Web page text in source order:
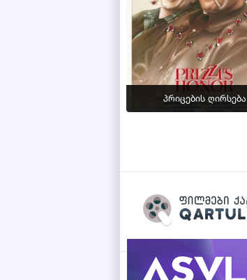
პრიცების ღირსება
Qartulad.in © 2026